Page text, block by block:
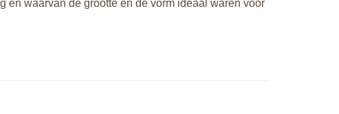
en waarvan de grootte en de vorm ideaal waren voor